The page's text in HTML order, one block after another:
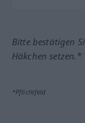
Bitte bestätigen
Häkchen setzen.*
*Pflichtfeld